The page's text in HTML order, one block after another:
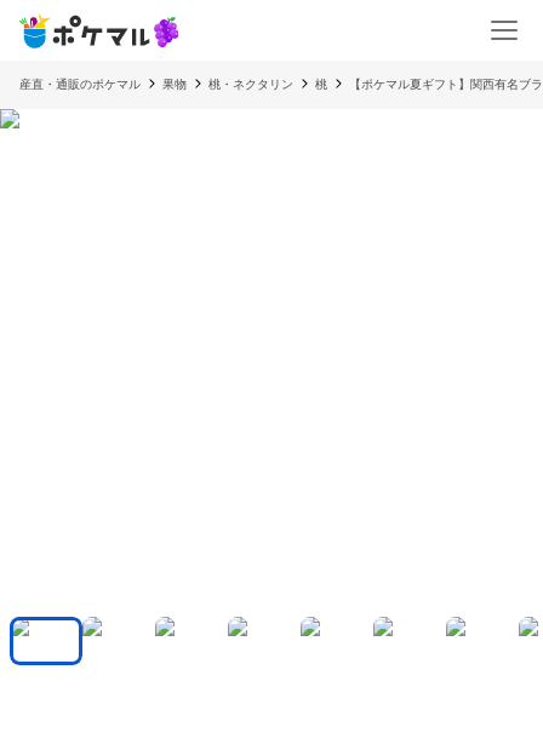
産直・通販のポケマル 果物 桃・ネクタリン 桃 【ポケマル夏ギフト】関西有名ブ